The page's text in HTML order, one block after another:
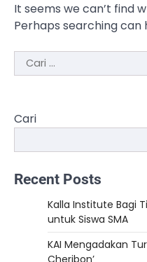
It seems we can’t find
Perhaps searching can
Cari
untuk:
Cari
Recent Posts
Kalla Institute Bagi
untuk Siswa SMA
KAI Mengadakan
Cheribon’